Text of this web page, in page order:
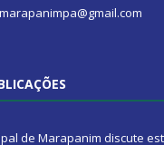
de Marapanim discute